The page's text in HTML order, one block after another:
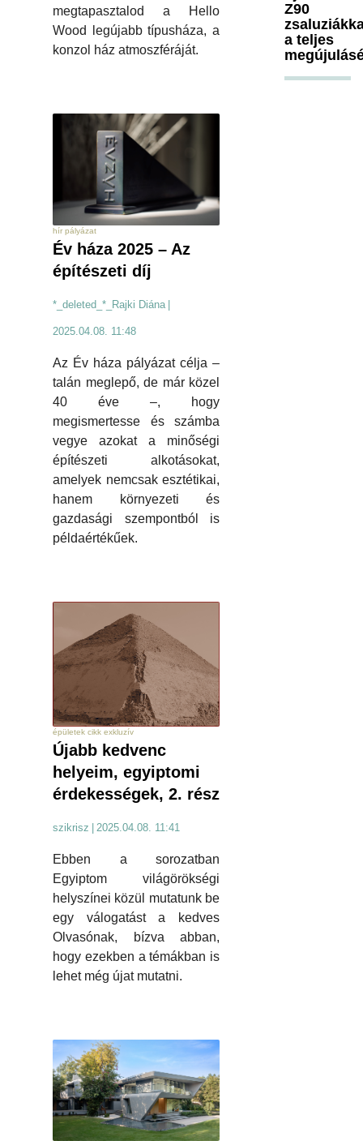
megtapasztalod a Hello
Wood legújabb típusháza, a
konzol ház atmoszféráját.
hír pályázat
Év háza 2025 – Az
építészeti díj
*_deleted_*_Rajki Diána
2025.04.08. 11:48
Az Év háza pályázat célja –
talán meglepő, de már közel
40 éve –, hogy
megismertesse és számba
vegye azokat a minőségi
építészeti alkotásokat,
amelyek nemcsak esztétikai,
hanem környezeti és
gazdasági szempontból is
példaértékűek.
épületek cikk exkluzív
Újabb kedvenc
helyeim, egyiptomi
érdekességek, 2. rész
szikrisz 2025.04.08. 11:41
Ebben a sorozatban
Egyiptom világörökségi
helyszínei közül mutatunk be
egy válogatást a kedves
Olvasónak, bízva abban,
hogy ezekben a témákban is
lehet még újat mutatni.
Z90
a teljes